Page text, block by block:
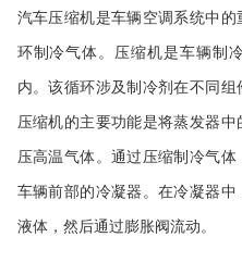
汽车压缩机是车辆空调系统中
环制冷气体。压缩机是车辆制
内。该循环涉及制冷剂在不同组
压缩机的主要功能是将蒸发器
压高温气体。通过压缩制冷气
车辆前部的冷凝器。在冷凝器
液体，然后通过膨胀阀流动。